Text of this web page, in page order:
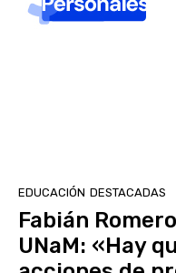
EDUCACIÓN DESTACADAS
Fabián
UNaM: «Hay